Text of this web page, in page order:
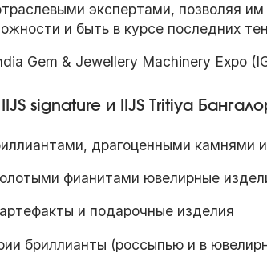
экспертами, позволяя
и быть в курсе последних
Gem & Jewellery Machinery Expo
signature и IIJS Tritiya
драгоценными камнями
фианитами ювелирные
и подарочные изделия
бриллианты (россыпью и в